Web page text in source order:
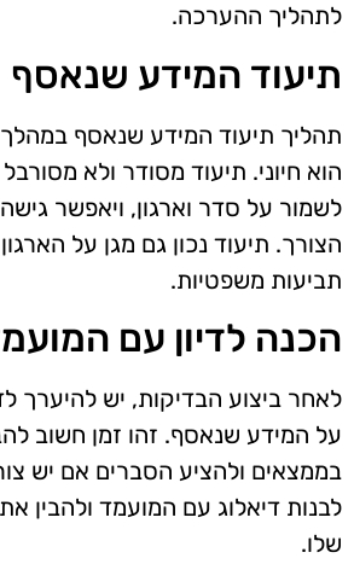
לתהליך ההערכה.
תיעוד המידע שנאסף
תהליך תיעוד המידע שנאסף
הוא חיוני. תיעוד מסודר ולא
לשמור על סדר וארגון, ויאפשר
הצורך. תיעוד נכון גם מגן על
תביעות משפטיות.
הכנה לדיון עם
לאחר ביצוע הבדיקות, יש להיערך
על המידע שנאסף. זהו זמן חשוב
בממצאים ולהציע הסברים אם יש
לבנות דיאלוג עם המועמד ולהבין
שלו.